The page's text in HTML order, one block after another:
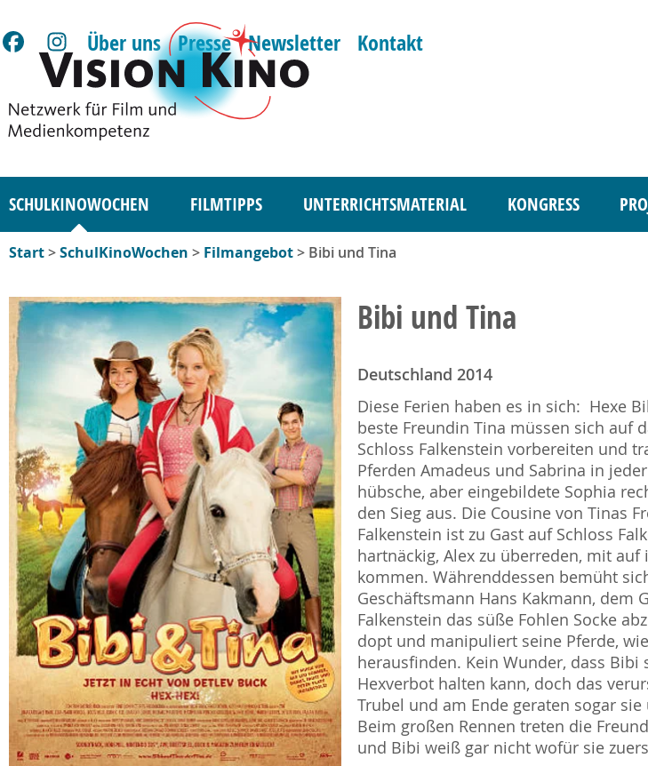
Über uns Presse Newsletter Kontakt
SCHULKINOWOCHEN FILMTIPPS UNTERRICHTSMATERIAL KONGRESS
Start>SchulKinoWochen > Filmangebot> Bibi und Tina
Bibi und Tina
Deutschland 2014
Diese Ferien haben es in sich: Hexe
beste Freundin Tina müssen sich auf
Schloss Falkenstein vorbereiten und
Pferden Amadeus und Sabrina in
hübsche, aber eingebildete Sophia
den Sieg aus. Die Cousine von Tinas
Falkenstein ist zu Gast auf Schloss
hartnäckig, Alex zu überreden, mit
kommen. Währenddessen bemüht
Geschäftsmann Hans Kakmann, dem
Falkenstein das süße Fohlen Socke
dopt und manipuliert seine Pferde,
herausfinden. Kein Wunder, dass Bibi
Hexverbot halten kann, doch das
Trubel und am Ende geraten sogar
Beim großen Rennen treten die
und Bibi weiß gar nicht wofür sie